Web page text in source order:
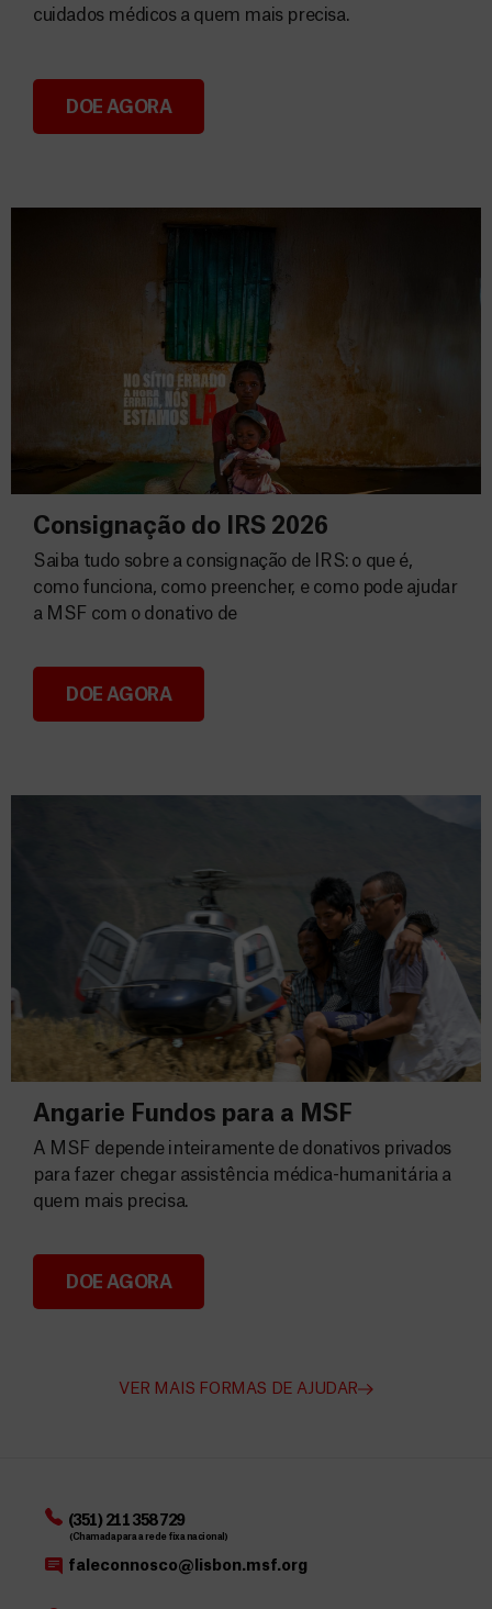
Donativos
cuidados médicos a quem mais precisa.
DOE AGORA
Consignação do IRS 2026
Consignação do IRS 2026
Saiba tudo sobre a consignação de IRS: o que é,
como funciona, como preencher, e como pode ajudar
a MSF com o donativo de
DOE AGORA
Angarie Fundos para a MSF
Angarie Fundos para a MSF
A MSF depende inteiramente de donativos privados
para fazer chegar assistência médica-humanitária a
quem mais precisa.
DOE AGORA
VER MAIS FORMAS DE AJUDAR
(351) 211 358 729
(Chamada para a rede fixa nacional)
faleconnosco@lisbon.msf.org